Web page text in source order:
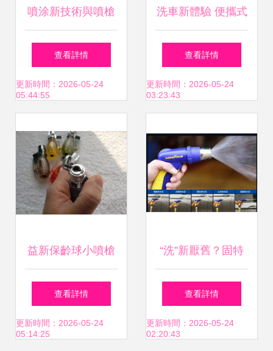
噴涂新技術與噴槍
優化 提升產品良率
的工藝突破
查看詳情
更新時間：2026-05-24
05:44:55
洗車新體驗 便攜式
洗車器XCW-25B，
25升大容量噴槍輕
查看詳情
更新時間：2026-05-24
03:23:43
益新保齡球小噴槍
焊槍直沖打火機 工
業與日常的強力點
查看詳情
更新時間：2026-05-24
05:14:25
“洗”新厭舊？固特
異汽車用品助你尋
歡
查看詳情
更新時間：2026-05-24
02:20:43